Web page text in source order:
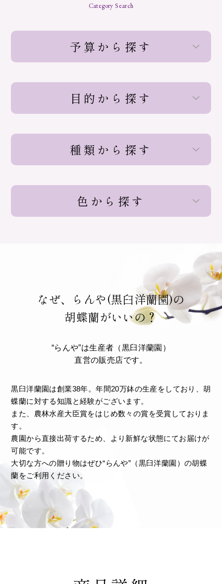
Category Search
予算から探す
目的から探す
種類から探す
色から探す
なぜ、らんや(黒臼洋蘭園)の
胡蝶蘭がいいの？
“らんや”は生産者（黒臼洋蘭園）
直営の販売店です。
黒臼洋蘭園は創業38年。年間20万鉢の生産をしており、胡
蝶蘭に対する知識と経験がございます。
また、農林水産大臣賞をはじめ数々の賞を受賞しておりま
す。
農園から直接出荷するため、より新鮮な状態にてお届けが
可能です。
大切な方への贈り物はぜひ“らんや”（黒臼洋蘭園）の胡蝶
蘭をご利用ください。